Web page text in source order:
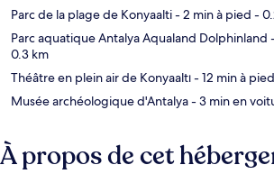
Parc de la plage de Konyaalti- 2 min à pied -
Parc aquatique Antalya Aqualand Dolphinland
0.3 km
Théâtre en plein air de Konyaaltı- 12 min à pied
Musée archéologique d'Antalya- 3 min en
À propos de cet